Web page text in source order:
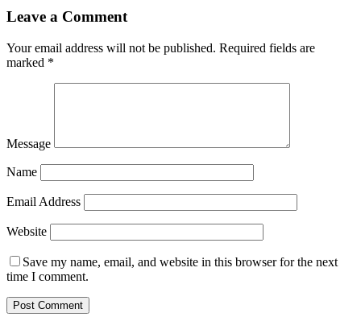
Leave a Comment
Your email address will not be published. Required fields are
marked *
Message
Name
Email Address
Website
Save my name, email, and website in this browser for the next
time I comment.